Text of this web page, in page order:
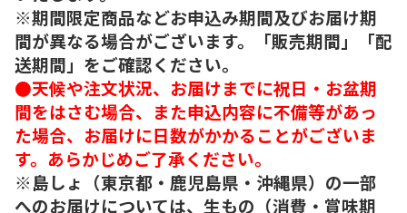
※期間限定商品などお申込み期間及びお届け期
間が異なる場合がございます。「販売期間」「配
送期間」をご確認ください。
●天候や注文状況、お届けまでに祝日・お盆期
間をはさむ場合、また申込内容に不備等があっ
た場合、お届けに日数がかかることがございま
す。あらかじめご了承ください。
※島しょ（東京都・鹿児島県・沖縄県）の一部
へのお届けについては、生もの（消費・賞味期